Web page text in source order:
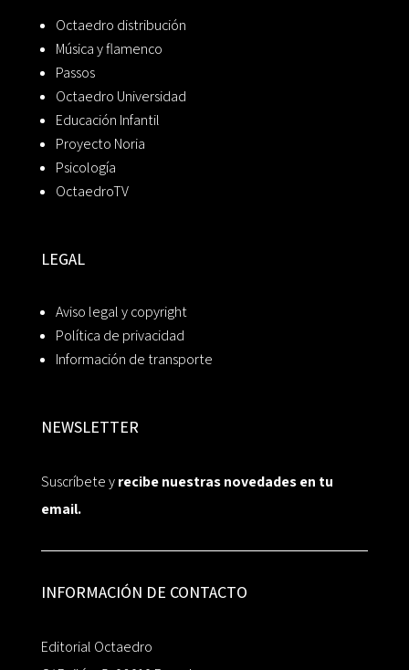
Octaedro distribución
Música y flamenco
Passos
Octaedro Universidad
Educación Infantil
Proyecto Noria
Psicología
OctaedroTV
LEGAL
Aviso legal y copyright
Política de privacidad
Información de transporte
NEWSLETTER
Suscríbete yrecibe nuestras novedades en tu
email.
INFORMACIÓN DE CONTACTO
Editorial Octaedro